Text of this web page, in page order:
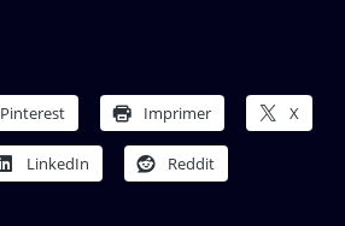
Pinterest Imprimer X
LinkedIn Reddit